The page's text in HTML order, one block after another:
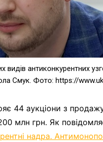
видів антиконкурентних
Смук. Фото: https://
44 аукціони з
млн грн. Як
надра.